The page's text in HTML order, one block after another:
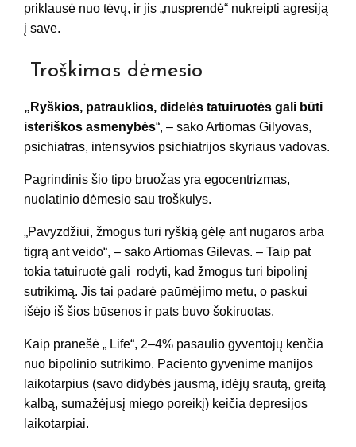
priklausė nuo tėvų, ir jis „nusprendė“ nukreipti agresiją
į save.
Troškimas dėmesio
„Ryškios, patrauklios, didelės tatuiruotės gali būti
isteriškos asmenybės“, – sako Artiomas Gilyovas,
psichiatras, intensyvios psichiatrijos skyriaus vadovas.
Pagrindinis šio tipo bruožas yra egocentrizmas,
nuolatinio dėmesio sau troškulys.
„Pavyzdžiui, žmogus turi ryškią gėlę ant nugaros arba
tigrą ant veido“, – sako Artiomas Gilevas. – Taip pat
tokia tatuiruotė gali rodyti, kad žmogus turi bipolinį
sutrikimą. Jis tai padarė paūmėjimo metu, o paskui
išėjo iš šios būsenos ir pats buvo šokiruotas.
Kaip pranešė „ Life“, 2–4% pasaulio gyventojų kenčia
nuo bipolinio sutrikimo. Paciento gyvenime manijos
laikotarpius (savo didybės jausmą, idėjų srautą, greitą
kalbą, sumažėjusį miego poreikį) keičia depresijos
laikotarpiai.